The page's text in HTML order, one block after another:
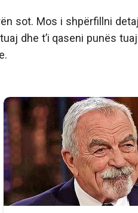
sot. Mos i shpërfillni
dhe t’i qaseni punës